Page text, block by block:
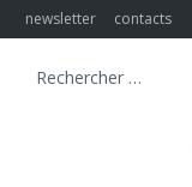
Skip
to
newsletter contacts
Search